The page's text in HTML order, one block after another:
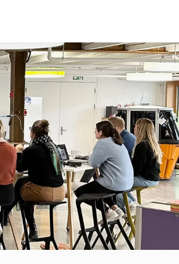
DURABILITÉ
MEDTECH
DIGITAL
ENTREPRISES DÉRIVÉES
BLOG
SKILLS
JOBS
NOTRE BASE